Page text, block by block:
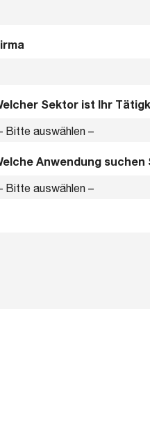
Sektor ist Ihr
Anwendung suchen